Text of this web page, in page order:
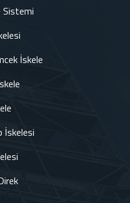
Sistemi
İskele
İskelesi